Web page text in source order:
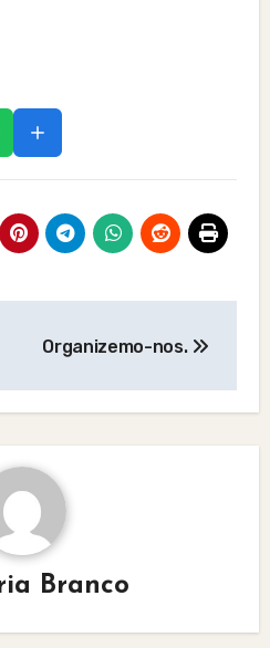
Organizemo-nos.
Branco